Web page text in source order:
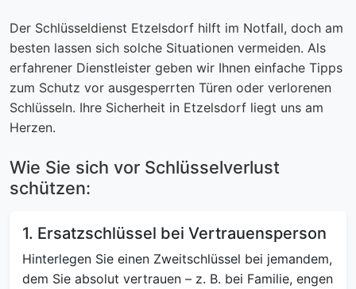
Der Schlüsseldienst Etzelsdorf hilft im Notfall, doch am
besten lassen sich solche Situationen vermeiden. Als
erfahrener Dienstleister geben wir Ihnen einfache Tipps
zum Schutz vor ausgesperrten Türen oder verlorenen
Schlüsseln. Ihre Sicherheit in Etzelsdorf liegt uns am
Herzen.
Wie Sie sich vor Schlüsselverlust
schützen:
1. Ersatzschlüssel bei Vertrauensperson
Hinterlegen Sie einen Zweitschlüssel bei jemandem,
dem Sie absolut vertrauen – z. B. bei Familie, engen